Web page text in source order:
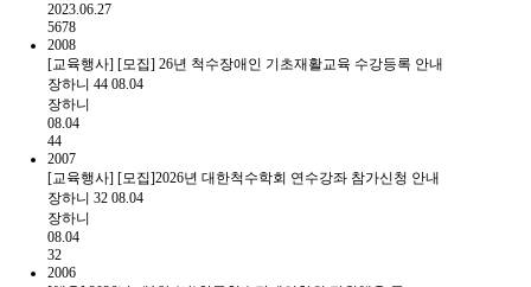
2023.06.27
5678
2008
[교육행사] [모집] 26년 척수장애인 기초재활교육 수강등록 안내
장하니 44 08.04
장하니
08.04
44
2007
[교육행사] [모집]2026년 대한척수학회 연수강좌 참가신청 안내
장하니 32 08.04
장하니
08.04
32
2006